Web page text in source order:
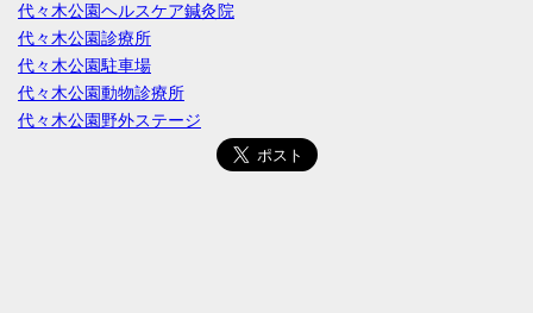
代々木公園ヘルスケア鍼灸院
代々木公園診療所
代々木公園駐車場
代々木公園動物診療所
代々木公園野外ステージ